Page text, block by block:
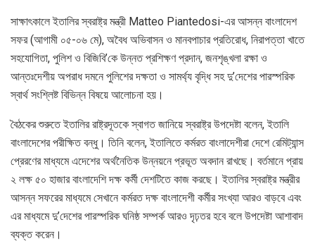
সাক্ষাৎকালে ইতালির স্বরাষ্ট্র মন্ত্রী Matteo Piantedosi-এর আসন্ন বাংলাদেশ
সফর (আগামী ০৫-০৬ মে), অবৈধ অভিবাসন ও মানবপাচার প্রতিরোধ, নিরাপত্তা খাতে
সহযোগিতা, পুলিশ ও বিজিবি’কে উন্নত প্রশিক্ষণ প্রদান, জনশৃঙ্খলা রক্ষা ও
আন্তঃদেশীয় অপরাধ দমনে পুলিশের দক্ষতা ও সামর্থ্য বৃদ্ধি সহ দু’দেশের পারস্পরিক
স্বার্থ সংশ্লিষ্ট বিভিন্ন বিষয়ে আলোচনা হয়।
বৈঠকের শুরুতে ইতালির রাষ্ট্রদূতকে স্বাগত জানিয়ে স্বরাষ্ট্র উপদেষ্টা বলেন, ইতালি
বাংলাদেশের পরীক্ষিত বন্ধু। তিনি বলেন, ইতালিতে কর্মরত বাংলাদেশীরা দেশে রেমিট্যান্স
প্রেরণের মাধ্যমে এদেশের অর্থনৈতিক উন্নয়নে প্রভূত অবদান রাখছে। বর্তমানে প্রায়
২ লক্ষ ৫০ হাজার বাংলাদেশি দক্ষ কর্মী দেশটিতে কাজ করছে। ইতালির স্বরাষ্ট্র মন্ত্রীর
আসন্ন সফরের মাধ্যমে সেখানে কর্মরত দক্ষ বাংলাদেশী কর্মীর সংখ্যা আরও বাড়বে এবং
এর মাধ্যমে দু’দেশের পারস্পরিক ঘনিষ্ঠ সম্পর্ক আরও দৃঢ়তর হবে বলে উপদেষ্টা আশাবাদ
ব্যক্ত করেন।